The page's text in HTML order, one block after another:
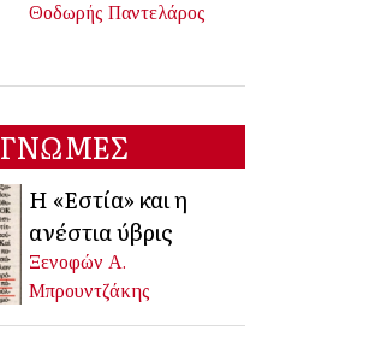
Θοδωρής Παντελάρος
ΓΝΩΜΕΣ
Η «Εστία» και η
ανέστια ύβρις
Ξενοφών Α.
Μπρουντζάκης